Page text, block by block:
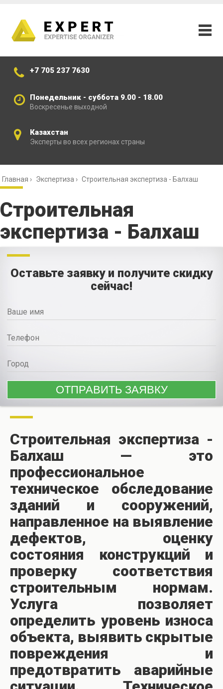
+7 705 237 7630
Понедельник - суббота 9.00 - 18.00
Воскресенье выходной
Казахстан
Эксперты во всех регионах страны
Главная › Экспертиза › Строительная экспертиза - Балхаш
Строительная
экспертиза - Балхаш
Оставьте заявку и получите скидку
сейчас!
Строительная экспертиза -
Балхаш — это
профессиональное
техническое обследование
зданий и сооружений,
направленное на выявление
дефектов, оценку
состояния конструкций и
проверку соответствия
строительным нормам.
Услуга позволяет
определить уровень износа
объекта, выявить скрытые
повреждения и
предотвратить аварийные